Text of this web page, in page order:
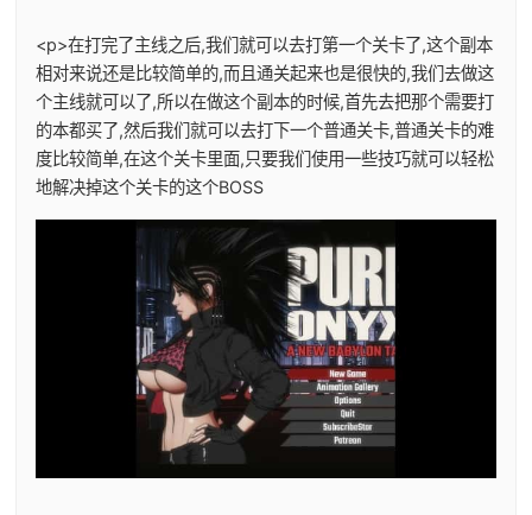
<p>在打完了主线之后,我们就可以去打第一个关卡了,这个副本
相对来说还是比较简单的,而且通关起来也是很快的,我们去做这
个主线就可以了,所以在做这个副本的时候,首先去把那个需要打
的本都买了,然后我们就可以去打下一个普通关卡,普通关卡的难
度比较简单,在这个关卡里面,只要我们使用一些技巧就可以轻松
地解决掉这个关卡的这个BOSS